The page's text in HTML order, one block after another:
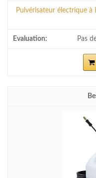
Pulvérisateur électrique à
Pas